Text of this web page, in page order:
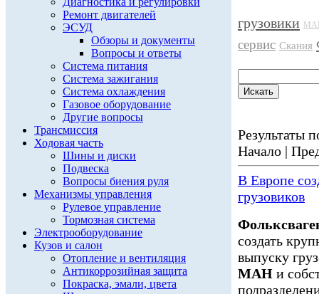
Ремонт двигателей
ЭСУД
Обзоры и документы
Вопросы и ответы
Система питания
Система зажигания
Система охлаждения
Газовое оборудование
Другие вопросы
Трансмиссия
Ходовая часть
Шины и диски
Подвеска
Вопросы биения руля
Механизмы управления
Рулевое управление
Тормозная система
Электрооборудование
Кузов и салон
Отопление и вентиляция
Антикоррозийная защита
Покраска, эмали, цвета
грузовики
сервис Скания
Результаты
Начало |
В Европе
грузовиков
создать
выпуску
МАН и